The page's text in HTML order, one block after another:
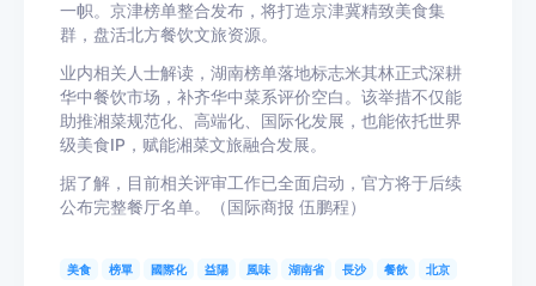
一帜。京津榜单整合发布，将打造京津冀精致美食集
群，盘活北方餐饮文旅资源。
业内相关人士解读，湖南榜单落地标志米其林正式深耕
华中餐饮市场，补齐华中菜系评价空白。该举措不仅能
助推湘菜规范化、高端化、国际化发展，也能依托世界
级美食IP，赋能湘菜文旅融合发展。
据了解，目前相关评审工作已全面启动，官方将于后续
公布完整餐厅名单。（国际商报 伍鹏程）
美食 榜單 國際化 益陽 風味 湖南省 長沙 餐飲 北京